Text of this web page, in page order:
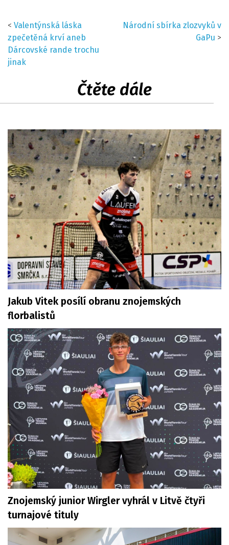
< Valentýnská láska
zpečetěná krví aneb
Dárcovské rande trochu
jinak
Národní sbírka zlozvyků v
GaPu >
Čtěte dále
Jakub Vitek posílí obranu znojemských
florbalistů
Znojemský junior Wirgler vyhrál v Litvě čtyři
turnajové tituly